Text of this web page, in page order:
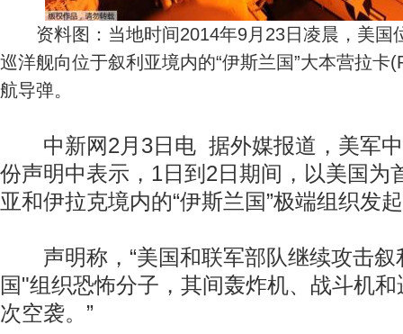
资料图：当地时间2014年9月23日凌晨，美国
巡洋舰向位于叙利亚境内的“伊斯兰国”大本营拉卡
航导弹。
中新网2月3日电 据外媒报道，美军中
份声明中表示，1日到2日期间，以美国为
亚和伊拉克境内的“伊斯兰国”极端组织发
声明称，“美国和联军部队继续攻击叙
国"组织恐怖分子，其间轰炸机、战斗机
次空袭。”